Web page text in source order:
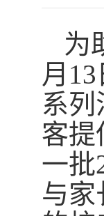
为
月
系
客提
一批
与家